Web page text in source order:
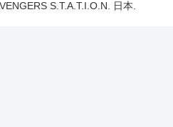
S.T.A.T.I.O.N. 日本.